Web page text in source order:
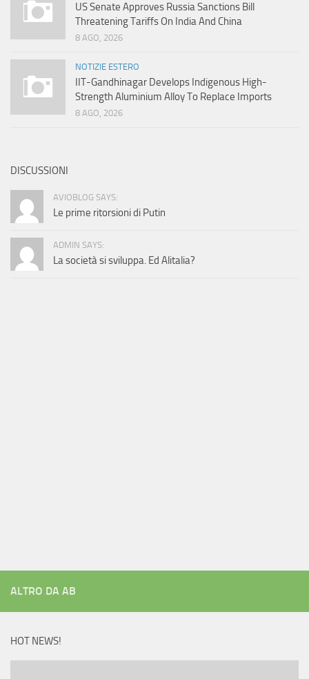
US Senate Approves Russia Sanctions Bill
Threatening Tariffs On India And China
8 AGO, 2026
NOTIZIE ESTERO
IIT-Gandhinagar Develops Indigenous High-
Strength Aluminium Alloy To Replace Imports
8 AGO, 2026
DISCUSSIONI
AVIOBLOG SAYS:
Le prime ritorsioni di Putin
ADMIN SAYS:
La società si sviluppa. Ed Alitalia?
ALTRO DA AB
HOT NEWS!